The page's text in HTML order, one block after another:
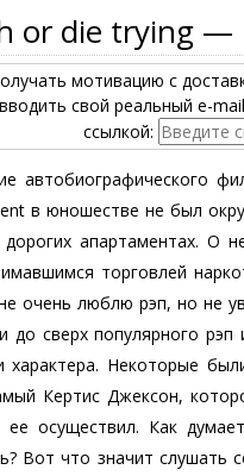
or die trying —
мотивацию с
свой реальный e-
ссылкой:
автобиографического
в юношестве не был
апартаментах. О
торговлей
очень люблю рэп, но не
до сверх популярного
характера. Некоторые
Кертис Джексон,
осуществил. Как
Вот что значит слушать